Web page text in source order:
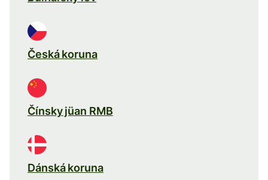
Česká koruna
Čínsky jüan RMB
Dánská koruna